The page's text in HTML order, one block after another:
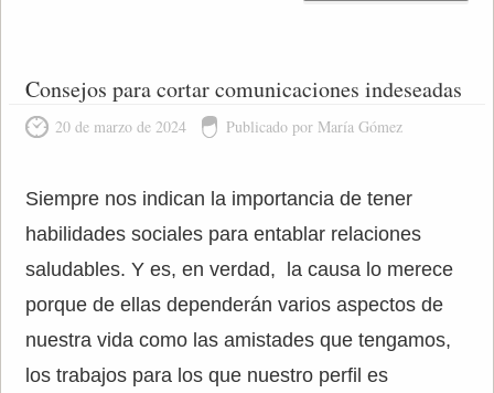
Consejos para cortar comunicaciones indeseadas
20 de marzo de 2024 Publicado por María Gómez
Siempre nos indican la importancia de tener
habilidades sociales para entablar relaciones
saludables. Y es, en verdad, la causa lo merece
porque de ellas dependerán varios aspectos de
nuestra vida como las amistades que tengamos,
los trabajos para los que nuestro perfil es